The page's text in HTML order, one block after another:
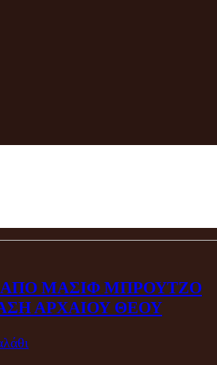
ΑΠΟ ΜΑΣΙΦ ΜΠΡΟΥΤΖΟ
ΑΡΧΑΙΟΥ ΘΕΟΥ